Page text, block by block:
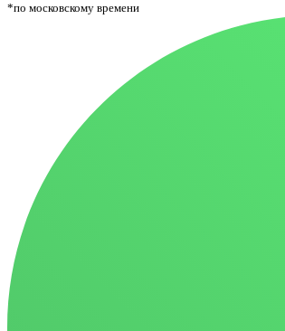
*по московскому времени